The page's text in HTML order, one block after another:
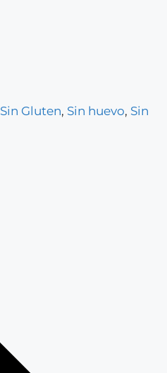
Sin Gluten, Sin huevo, Sin